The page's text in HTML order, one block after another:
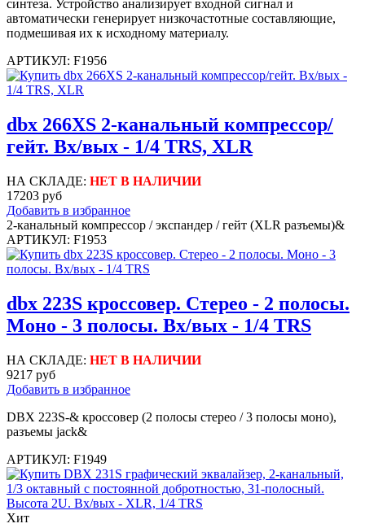
синтеза. Устройство анализирует входной сигнал и
автоматически генерирует низкочастотные составляющие,
подмешивая их к исходному материалу.
АРТИКУЛ: F1956
dbx 266XS 2-канальный компрессор/
гейт. Вх/вых - 1/4 TRS, XLR
НА СКЛАДЕ: НЕТ В НАЛИЧИИ
17203 руб
Добавить в избранное
2-канальный компрессор / экспандер / гейт (XLR разъемы)&
АРТИКУЛ: F1953
dbx 223S кроссовер. Стерео - 2 полосы.
Моно - 3 полосы. Вх/вых - 1/4 TRS
НА СКЛАДЕ: НЕТ В НАЛИЧИИ
9217 руб
Добавить в избранное
DBX 223S-& кроссовер (2 полосы стерео / 3 полосы моно),
разъемы jack&
АРТИКУЛ: F1949
Хит